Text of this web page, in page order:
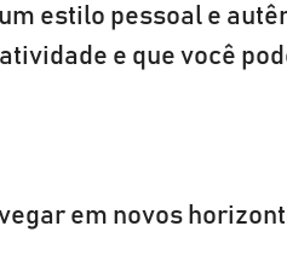
estilo pessoal e
e que você
em novos